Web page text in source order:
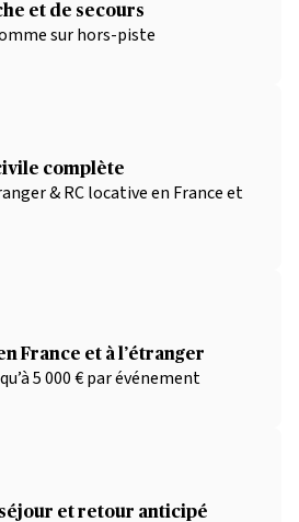
et de secours
sur hors-piste
complète
& RC locative en France et
France et à l’étranger
5 000 € par événement
et retour anticipé